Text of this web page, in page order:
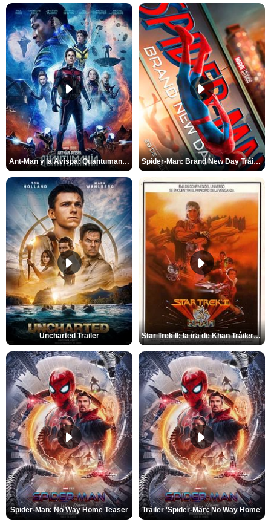
Ant-Man y la Avispa: Quantumanía Tráiler (2) Spider-Man: Brand New Day Tráiler (3)
Uncharted Trailer Star Trek II: la ira de Khan Tráiler VO
Spider-Man: No Way Home Teaser Tráiler 'Spider-Man: No Way Home'